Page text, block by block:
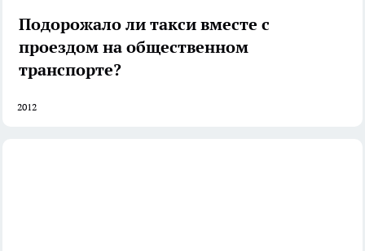
Подорожало ли такси вместе с
проездом на общественном
транспорте?
2012